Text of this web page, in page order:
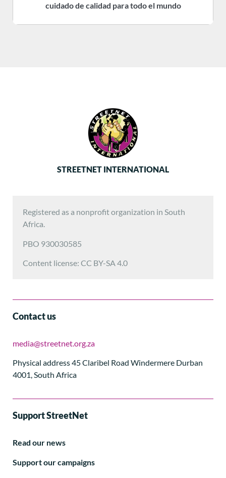
cuidado de calidad para todo el mundo
STREETNET INTERNATIONAL
Registered as a nonprofit organization in South
Africa.
PBO 930030585
Content license: CC BY-SA 4.0
Contact us
media@streetnet.org.za
Physical address 45 Claribel Road Windermere Durban
4001, South Africa
Support StreetNet
Read our news
Support our campaigns